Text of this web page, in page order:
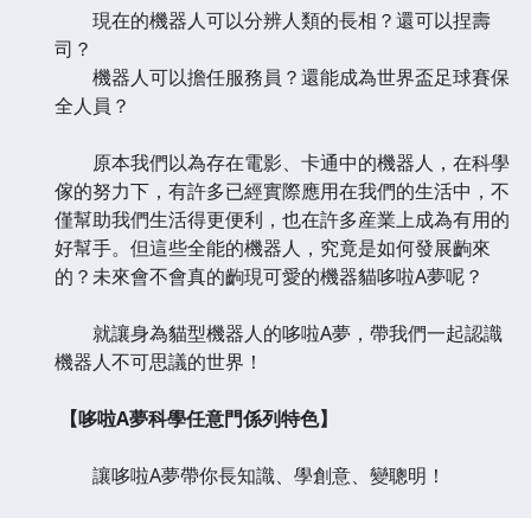
現在的機器人可以分辨人類的長相？還可以捏壽
司？
機器人可以擔任服務員？還能成為世界盃足球賽保
全人員？
原本我們以為存在電影、卡通中的機器人，在科學
傢的努力下，有許多已經實際應用在我們的生活中，不
僅幫助我們生活得更便利，也在許多産業上成為有用的
好幫手。但這些全能的機器人，究竟是如何發展齣來
的？未來會不會真的齣現可愛的機器貓哆啦A夢呢？
就讓身為貓型機器人的哆啦A夢，帶我們一起認識
機器人不可思議的世界！
【哆啦A夢科學任意門係列特色】
讓哆啦A夢帶你長知識、學創意、變聰明！